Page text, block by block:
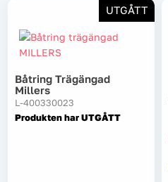
UTGÅTT
Båtring Trägängad
Millers
L-400330023
Produkten har UTGÅTT